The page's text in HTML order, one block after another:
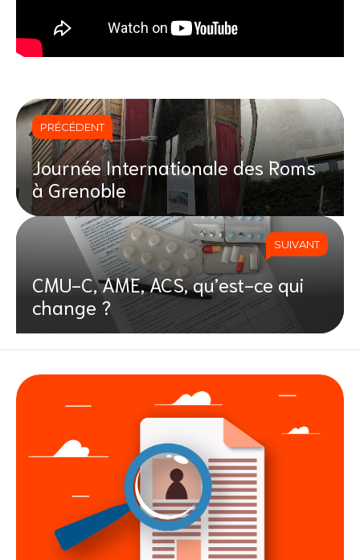
PRÉCÉDENT
Journée Internationale des Roms
à Grenoble
SUIVANT
CMU-C, AME, ACS, qu’est-ce qui
change ?